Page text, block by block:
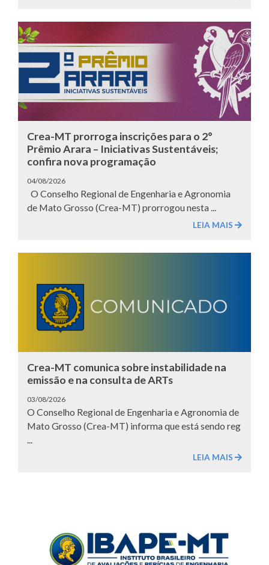
Crea-MT prorroga inscrições para o 2°
Prêmio Arara – Iniciativas Sustentáveis;
confira nova programação
04/08/2026
O Conselho Regional de Engenharia e Agronomia
de Mato Grosso (Crea-MT) prorrogou nesta ...
LEIA MAIS
Crea-MT comunica sobre instabilidade na
emissão e na consulta de ARTs
03/08/2026
O Conselho Regional de Engenharia e Agronomia de
Mato Grosso (Crea-MT) informa que está sendo reg
...
LEIA MAIS